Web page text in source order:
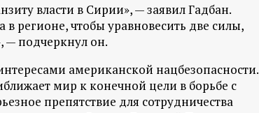
власти в Сирии», — заявил Гадбан.
в регионе, чтобы уравновесить две силы,
— подчеркнул он.
американской нацбезопасности.
мир к конечной цели в борьбе с
препятствие для сотрудничества